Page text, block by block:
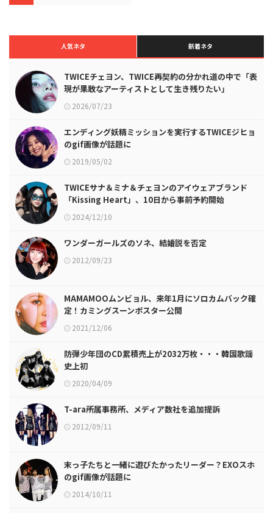
人気ネタ 新着ネタ
TWICEチェヨン、TWICE再契約の分かれ道の中で「表
現が果敢なアーティストとして生き残りたい」
2026/07/23
エンディング妖精ミッションを実行するTWICEジヒョ
のgif画像が話題に
2019/05/02
TWICEサナ＆ミナ＆チェヨンのアイウェアブランド
「Kissing Heart」、10日から事前予約開始
2024/12/10
ワンダーガールズのソネ、結婚説を否定
2012/09/23
MAMAMOOムンビョル、来年1月にソロカムバック確
定！カミングスーンポスター公開
2021/12/06
防弾少年団のCD累積売上が2032万枚・・・韓国歌謡
史上初
2020/04/09
T-ara所属事務所、メディア数社を追加提訴
2012/09/11
末っ子たちと一緒に遊びたかったリーダー？EXOスホ
のgif画像が話題に
2014/10/11